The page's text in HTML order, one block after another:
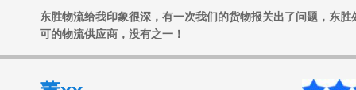
可的物流供应商，没有之一！